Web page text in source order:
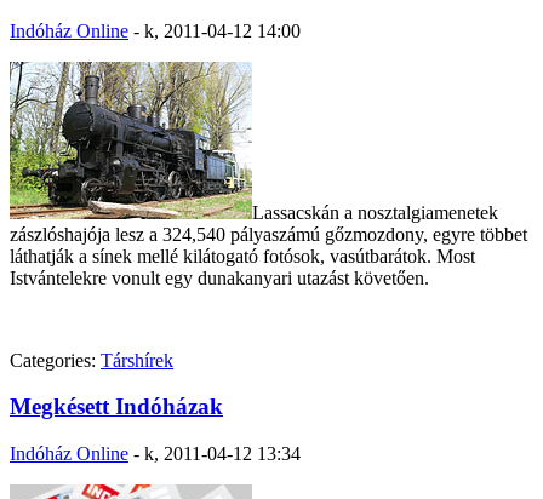
Indóház Online - k, 2011-04-12 14:00
Lassacskán a nosztalgiamenetek
zászlóshajója lesz a 324,540 pályaszámú gőzmozdony, egyre többet
láthatják a sínek mellé kilátogató fotósok, vasútbarátok. Most
Istvántelekre vonult egy dunakanyari utazást követően.
Categories: Társhírek
Megkésett Indóházak
Indóház Online - k, 2011-04-12 13:34